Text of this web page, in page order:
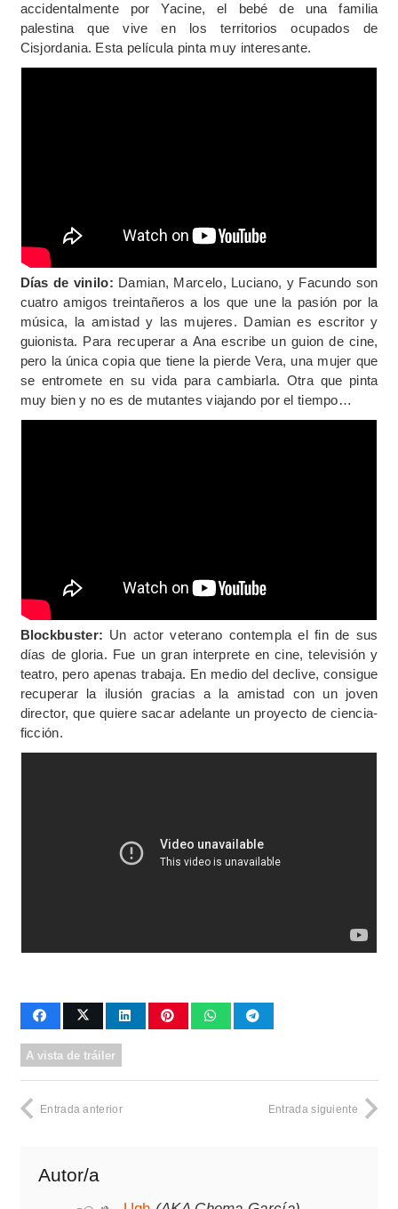
accidentalmente por Yacine, el bebé de una familia
palestina que vive en los territorios ocupados de
Cisjordania. Esta película pinta muy interesante.
Días de vinilo: Damian, Marcelo, Luciano, y Facundo son
cuatro amigos treintañeros a los que une la pasión por la
música, la amistad y las mujeres. Damian es escritor y
guionista. Para recuperar a Ana escribe un guion de cine,
pero la única copia que tiene la pierde Vera, una mujer que
se entromete en su vida para cambiarla. Otra que pinta
muy bien y no es de mutantes viajando por el tiempo…
Blockbuster: Un actor veterano contempla el fin de sus
días de gloria. Fue un gran interprete en cine, televisión y
teatro, pero apenas trabaja. En medio del declive, consigue
recuperar la ilusión gracias a la amistad con un joven
director, que quiere sacar adelante un proyecto de ciencia-
ficción.
A vista de tráiler
Entrada anterior Entrada siguiente
Autor/a